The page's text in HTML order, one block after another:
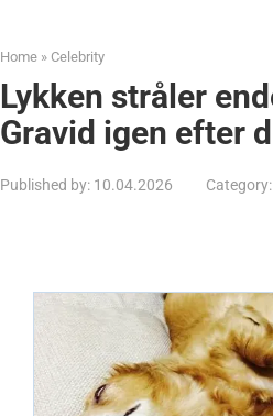
Home » Celebrity
Lykken stråler
Gravid igen efter
Published by: 10.04.2026 Category: